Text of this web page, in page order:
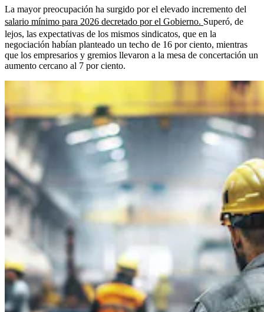
La mayor preocupación ha surgido por el elevado incremento del
salario mínimo para 2026 decretado por el Gobierno. Superó, de
lejos, las expectativas de los mismos sindicatos, que en la
negociación habían planteado un techo de 16 por ciento, mientras
que los empresarios y gremios llevaron a la mesa de concertación un
aumento cercano al 7 por ciento.